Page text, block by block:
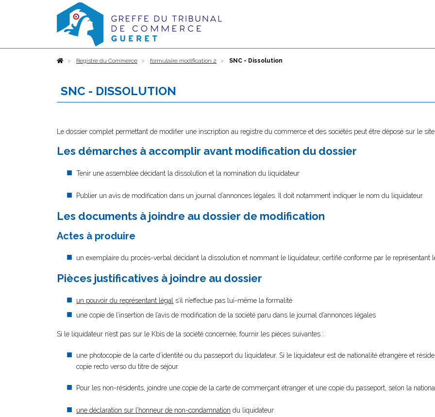
AccueilRegistre du Commerce formulaire modification 2 SNC - Dissolution
SNC - DISSOLUTION
Le dossier complet permettant de modifier une inscription au registre du commerce et des sociétés peut être déposé sur le site
Les démarches à accomplir avant modification du dossier
Tenir une assemblée décidant la dissolution et la nomination du liquidateur
Publier un avis de modification dans un journal d’annonces légales. Il doit notamment indiquer le nom du liquidateur.
Les documents à joindre au dossier de modification
Actes à produire
un exemplaire du procès-verbal décidant la dissolution et nommant le liquidateur, certifié conforme par le représentant
Pièces justificatives à joindre au dossier
un pouvoir du représentant légal s’il n’effectue pas lui-même la formalité
une copie de l’insertion de l’avis de modification de la société paru dans le journal d’annonces légales
Si le liquidateur n’est pas sur le Kbis de la société concernée, fournir les pièces suivantes :
une photocopie de la carte d’identité ou du passeport du liquidateur. Si le liquidateur est de nationalité étrangère et
copie recto verso du titre de séjour.
Pour les non-résidents, joindre une copie de la carte de commerçant étranger et une copie du passeport, selon la
une déclaration sur l’honneur de non-condamnation du liquidateur